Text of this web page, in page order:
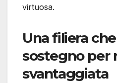
virtuosa.
Una filiera
sostegno per
svantaggiata